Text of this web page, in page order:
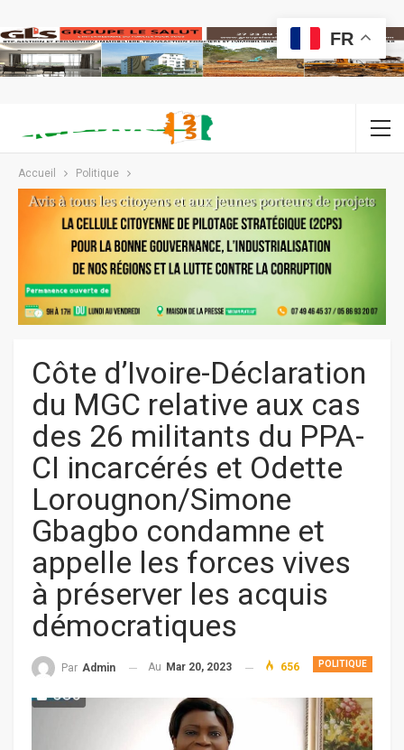
Accueil Politique
Côte d’Ivoire-Déclaration
du MGC relative aux cas
des 26 militants du PPA-
CI incarcérés et Odette
Lorougnon/Simone
Gbagbo condamne et
appelle les forces vives
à préserver les acquis
démocratiques
POLITIQUE
Par Admin Au Mar 20, 2023 656
FR